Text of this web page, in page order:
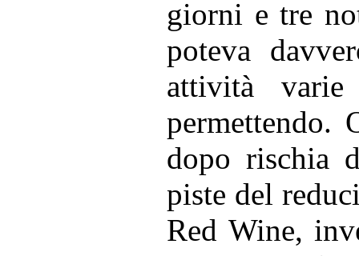
giorni e tre
poteva
attività
permettendo.
dopo rischia
piste del
Red Wine,